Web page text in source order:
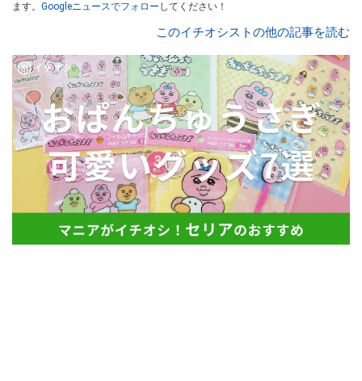
ます。 Googleニュースでフォロー してください！
このイチオシストの他の記事を読む